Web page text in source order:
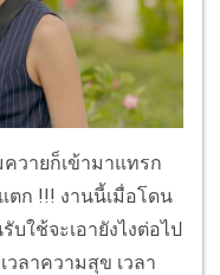
วายก็เข้ามาแทรก
ตก !!! งานนี้เมื่อโดน
ใช้จะเอายังไงต่อไป
วลาความสุข เวลา